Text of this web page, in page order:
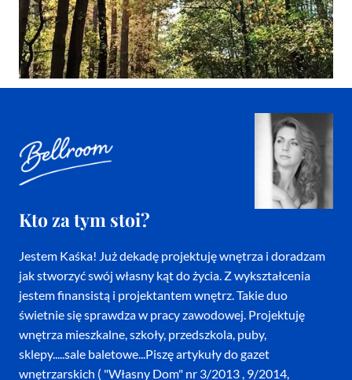
Kto za tym stoi?
Jestem Kaśka! Już dekadę projektuję wnętrza i doradzam
jak stworzyć swój własny kąt do życia. Z wykształcenia
jestem finansistą i projektantem wnętrz. Takie duo
świetnie się sprawdza w pracy zawodowej. Projektuję
wnętrza mieszkalne, szkoły, przedszkola, puby,
sklepy.....sale baletowe...Piszę artykuły do gazet
wnętrzarskich ( "Własny Dom" nr 3/2013 , 9/2014,